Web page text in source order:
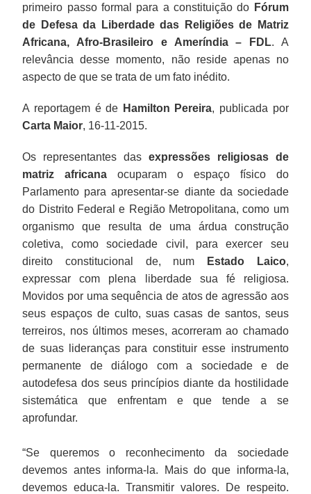
primeiro passo formal para a constituição do Fórum
de Defesa da Liberdade das Religiões de
Matriz
Africana, Afro-Brasileiro e Ameríndia – FDL. A
relevância desse momento, não reside apenas no
aspecto de que se trata de um fato inédito.
A reportagem é de Hamilton Pereira, publicada por
Carta Maior, 16-11-2015.
Os representantes das expressões religiosas de
matriz africana ocuparam o espaço físico do
Parlamento para apresentar-se diante da sociedade
do Distrito Federal e Região Metropolitana, como um
organismo que resulta de uma árdua construção
coletiva, como sociedade civil, para exercer seu
direito constitucional de, num
Estado Laico,
expressar com plena liberdade sua fé religiosa.
Movidos por uma sequência de atos de agressão aos
seus espaços de culto, suas casas de santos, seus
terreiros, nos últimos meses, acorreram ao chamado
de suas lideranças para constituir esse instrumento
permanente de diálogo com a sociedade e de
autodefesa dos seus princípios diante da hostilidade
sistemática que enfrentam e que tende a se
aprofundar.
“Se queremos o reconhecimento da sociedade
devemos antes informa-la. Mais do que informa-la,
devemos educa-la. Transmitir valores. De respeito.